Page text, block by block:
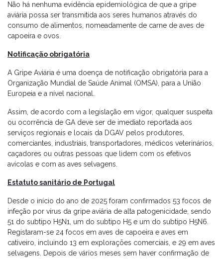
Não há nenhuma evidência epidemiológica de que a gripe
aviária possa ser transmitida aos seres humanos através do
consumo de alimentos, nomeadamente de carne de aves de
capoeira e ovos.
Notificação obrigatória
A Gripe Aviária é uma doença de notificação obrigatória para a
Organização Mundial de Saúde Animal (OMSA), para a União
Europeia e a nível nacional.
Assim, de acordo com a legislação em vigor, qualquer suspeita
ou ocorrência de GA deve ser de imediato reportada aos
serviços regionais e locais da DGAV pelos produtores,
comerciantes, industriais, transportadores, médicos veterinários,
caçadores ou outras pessoas que lidem com os efetivos
avícolas e com as aves selvagens.
Estatuto sanitário de Portugal
Desde o início do ano de 2025 foram confirmados 53 focos de
infeção por vírus da gripe aviária de alta patogenicidade, sendo
51 do subtipo H5N1, um do subtipo H5 e um do subtipo H5N6.
Registaram-se 24 focos em aves de capoeira e aves em
cativeiro, incluindo 13 em explorações comerciais, e 29 em aves
selvagens. Depois de vários meses sem haver confirmação de